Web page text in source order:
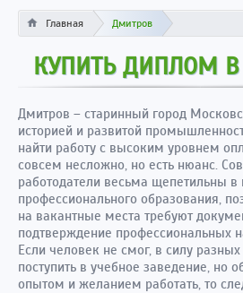
Главная Дмитров
КУПИТЬ ДИПЛОМ
Дмитров – старинный город
историей и развитой
найти работу с высоким уровнем
совсем несложно, но есть нюанс.
работодатели весьма щепетильны в
профессионального образования,
на вакантные места требуют
подтверждение профессиональных
Если человек не смог, в силу разных
поступить в учебное заведение, но
опытом и желанием работать, то